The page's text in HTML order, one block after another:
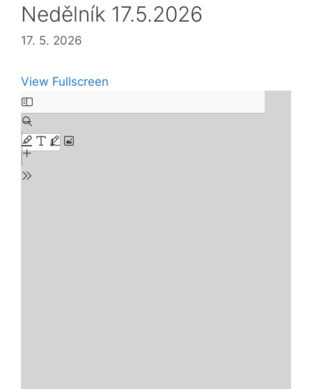
Nedělník 17.5.2026
17. 5. 2026
View Fullscreen
Skip
to
PDF
content